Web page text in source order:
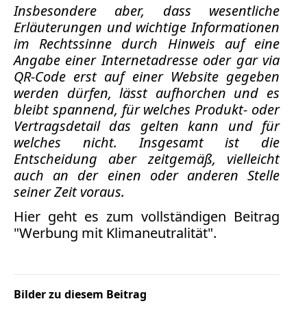
Insbesondere aber, dass wesentliche
Erläuterungen und wichtige Informationen
im Rechtssinne durch Hinweis auf eine
Angabe einer Internetadresse oder gar via
QR-Code erst auf einer Website gegeben
werden dürfen, lässt aufhorchen und es
bleibt spannend, für welches Produkt- oder
Vertragsdetail das gelten kann und für
welches nicht. Insgesamt ist die
Entscheidung aber zeitgemäß, vielleicht
auch an der einen oder anderen Stelle
seiner Zeit voraus.
Hier geht es zum vollständigen Beitrag
"Werbung mit Klimaneutralität".
Bilder zu diesem Beitrag
Medienauftritte 2007
Medienauftritte 2006
Medienauftritte 2005
Medienauftritte 2004
Medienauftritte 2003
Medienauftritte 2002
Medienauftritte 2001
Medienauftritte 2000
TV